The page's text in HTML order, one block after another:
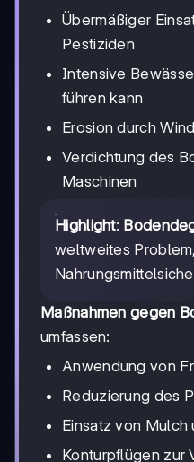
Übermäßiger
Pestiziden
Intensive
führen kann
Erosion durch
Verdichtung des
Maschinen
Highlight:
weltweites
Maßnahmen gegen
umfassen:
Anwendung von
Reduzierung des
Einsatz von Mulch
Konturpflügen zur